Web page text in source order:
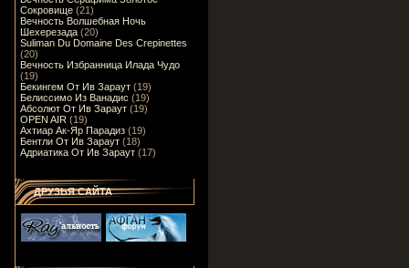
Сокровище (21)
Вечность Волшебная Ночь
Шехерезада (20)
Suliman Du Domaine Des Crepinettes
(20)
Вечность Избранница Илада Чудо
(19)
Бекингем От Ив Зараут (19)
Белиссимо Из Ванадис (19)
Абсолют От Ив Зараут (19)
OPEN AIR (19)
Ахтиар Ак-Яр Парадиз (19)
Бентли От Ив Зараут (18)
Адриатика От Ив Зараут (17)
ДРУЗЬЯ САЙТА